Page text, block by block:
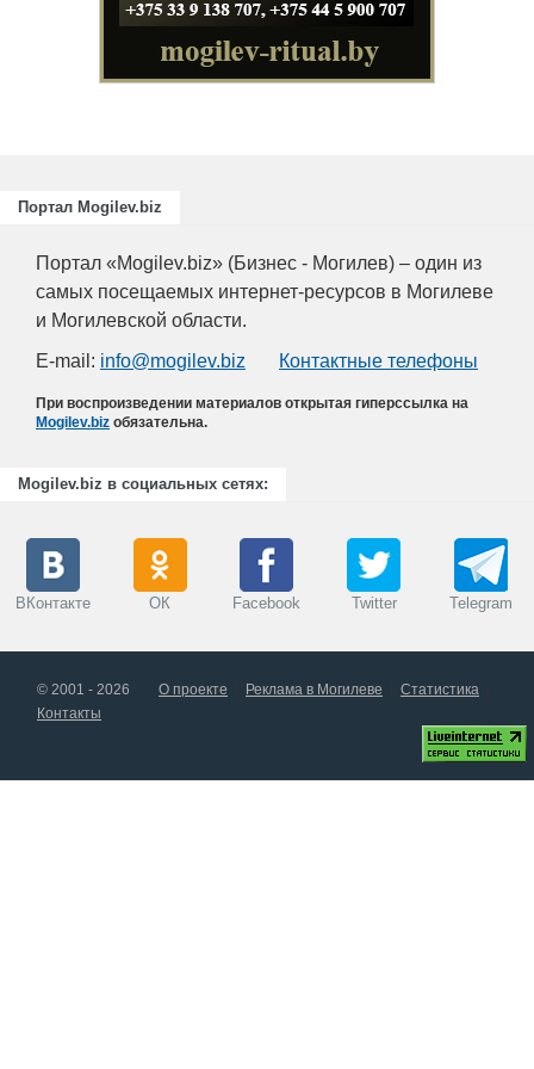
Портал Mogilev.biz
Портал «Mogilev.biz» (Бизнес - Могилев) – один из
самых посещаемых интернет-ресурсов в Могилеве
и Могилевской области.
E-mail: info@mogilev.biz Контактные телефоны
При воспроизведении материалов открытая гиперссылка на
Mogilev.biz обязательна.
Mogilev.biz в социальных сетях:
ВКонтакте ОК Facebook Twitter Telegram
© 2001 - 2026 О проекте Реклама в Могилеве
Статистика
Контакты